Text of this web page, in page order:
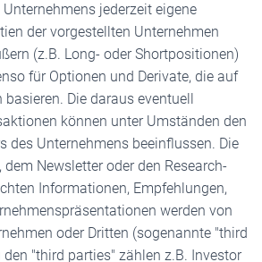
jederzeit eigene
der vorgestellten Unternehmen
(z.B. Long- oder Shortpositionen)
für Optionen und Derivate, die auf
basieren. Die daraus eventuell
können unter Umständen den
des Unternehmens beeinflussen. Die
dem Newsletter oder den Research-
Informationen, Empfehlungen,
werden von
oder Dritten (sogenannte "third
"third parties" zählen z.B. Investor